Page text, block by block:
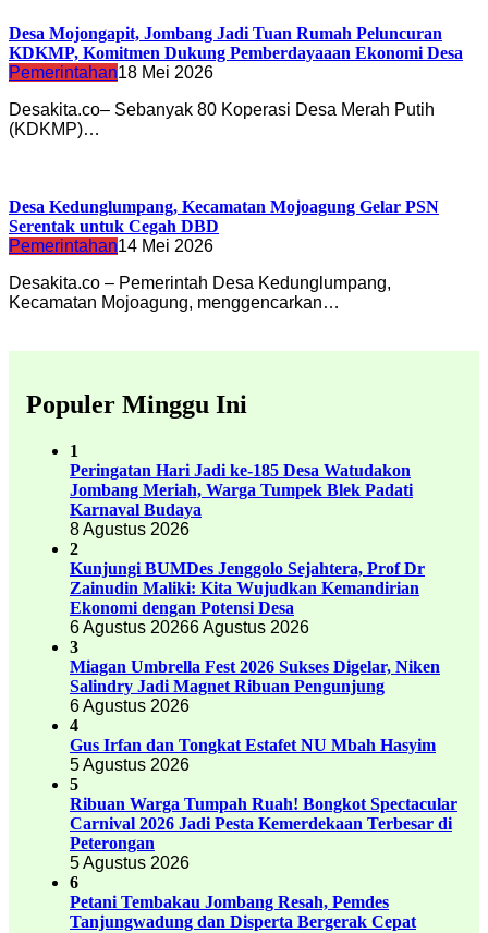
Desa Mojongapit, Jombang Jadi Tuan Rumah Peluncuran
KDKMP, Komitmen Dukung Pemberdayaaan Ekonomi Desa
Pemerintahan18 Mei 2026
Desakita.co– Sebanyak 80 Koperasi Desa Merah Putih
(KDKMP)…
Desa Kedunglumpang, Kecamatan Mojoagung Gelar PSN
Serentak untuk Cegah DBD
Pemerintahan14 Mei 2026
Desakita.co – Pemerintah Desa Kedunglumpang,
Kecamatan Mojoagung, menggencarkan…
Populer Minggu Ini
1
Peringatan Hari Jadi ke-185 Desa Watudakon
Jombang Meriah, Warga Tumpek Blek Padati
Karnaval Budaya
8 Agustus 2026
2
Kunjungi BUMDes Jenggolo Sejahtera, Prof Dr
Zainudin Maliki: Kita Wujudkan Kemandirian
Ekonomi dengan Potensi Desa
6 Agustus 20266 Agustus 2026
3
Miagan Umbrella Fest 2026 Sukses Digelar, Niken
Salindry Jadi Magnet Ribuan Pengunjung
6 Agustus 2026
4
Gus Irfan dan Tongkat Estafet NU Mbah Hasyim
5 Agustus 2026
5
Ribuan Warga Tumpah Ruah! Bongkot Spectacular
Carnival 2026 Jadi Pesta Kemerdekaan Terbesar di
Peterongan
5 Agustus 2026
6
Petani Tembakau Jombang Resah, Pemdes
Tanjungwadung dan Disperta Bergerak Cepat